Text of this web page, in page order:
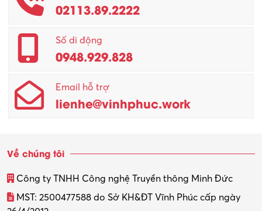
02113.89.2222
Số di động
0948.929.828
Email hỗ trợ
lienhe@vinhphuc.work
Về chúng tôi
Công ty TNHH Công nghệ Truyền thông Minh Đức
MST: 2500477588 do Sở KH&ĐT Vĩnh Phúc cấp ngày